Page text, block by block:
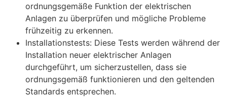
ordnungsgemäße Funktion der elektrischen
Anlagen zu überprüfen und mögliche Probleme
frühzeitig zu erkennen.
Installationstests: Diese Tests werden während der
Installation neuer elektrischer Anlagen
durchgeführt, um sicherzustellen, dass sie
ordnungsgemäß funktionieren und den geltenden
Standards entsprechen.